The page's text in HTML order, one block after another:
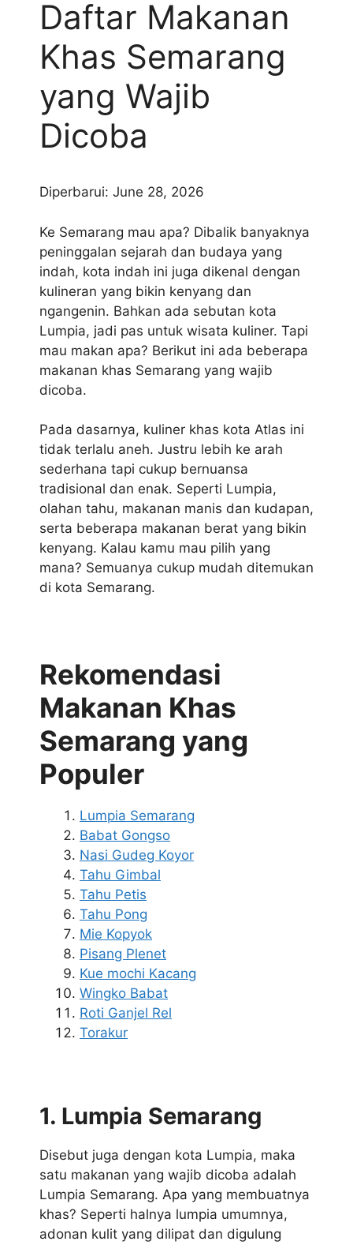
Daftar Makanan
Khas Semarang
yang Wajib
Dicoba
Diperbarui: June 28, 2026
Ke Semarang mau apa? Dibalik banyaknya
peninggalan sejarah dan budaya yang
indah, kota indah ini juga dikenal dengan
kulineran yang bikin kenyang dan
ngangenin. Bahkan ada sebutan kota
Lumpia, jadi pas untuk wisata kuliner. Tapi
mau makan apa? Berikut ini ada beberapa
makanan khas Semarang yang wajib
dicoba.
Pada dasarnya, kuliner khas kota Atlas ini
tidak terlalu aneh. Justru lebih ke arah
sederhana tapi cukup bernuansa
tradisional dan enak. Seperti Lumpia,
olahan tahu, makanan manis dan kudapan,
serta beberapa makanan berat yang bikin
kenyang. Kalau kamu mau pilih yang
mana? Semuanya cukup mudah ditemukan
di kota Semarang.
Rekomendasi
Makanan Khas
Semarang yang
Populer
Lumpia Semarang
Babat Gongso
Nasi Gudeg Koyor
Tahu Gimbal
Tahu Petis
Tahu Pong
Mie Kopyok
Pisang Plenet
Kue mochi Kacang
Wingko Babat
Roti Ganjel Rel
Torakur
1. Lumpia Semarang
Disebut juga dengan kota Lumpia, maka
satu makanan yang wajib dicoba adalah
Lumpia Semarang. Apa yang membuatnya
khas? Seperti halnya lumpia umumnya,
adonan kulit yang dilipat dan digulung